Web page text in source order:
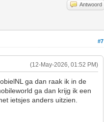
Antwoord
#7
(12-May-2026, 01:52 PM)
ga dan raak ik in de
ga dan krijg ik een
ietsjes anders uitzien.